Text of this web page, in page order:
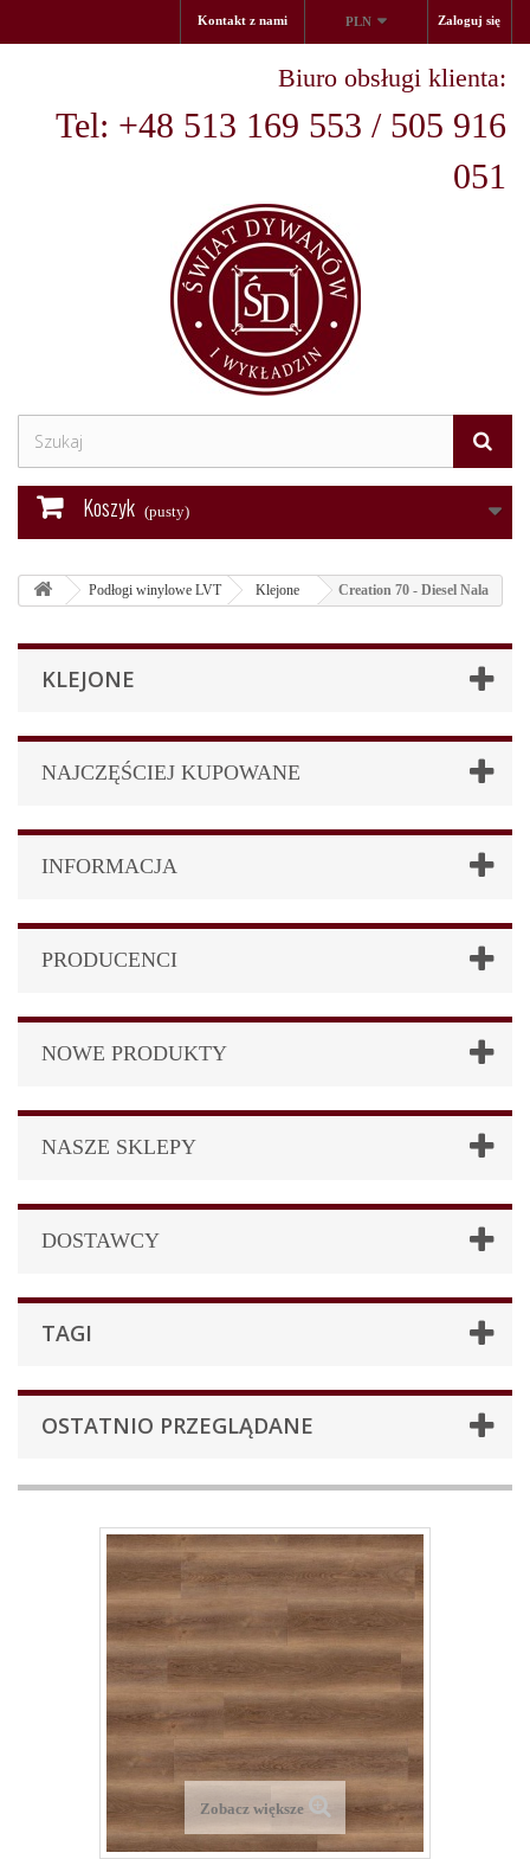
Zaloguj się
PLN
Kontakt z nami
Biuro obsługi klienta:
Tel: +48 513 169 553 / 505 916
051
Koszyk (pusty)
Podłogi winylowe LVT Klejone Creation 70 - Diesel Nala
KLEJONE
NAJCZĘŚCIEJ KUPOWANE
INFORMACJA
PRODUCENCI
NOWE PRODUKTY
NASZE SKLEPY
DOSTAWCY
TAGI
OSTATNIO PRZEGLĄDANE
Zobacz większe